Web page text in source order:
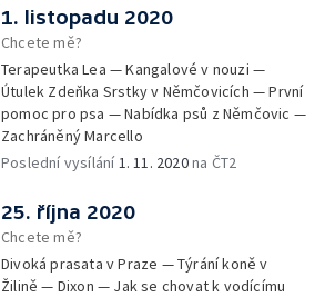
1. listopadu 2020
Chcete mě?
Terapeutka Lea — Kangalové v nouzi —
Útulek Zdeňka Srstky v Němčovicích — První
pomoc pro psa — Nabídka psů z Němčovic —
Zachráněný Marcello
Poslední vysílání1. 11. 2020na ČT2
25. října 2020
Chcete mě?
Divoká prasata v Praze — Týrání koně v
Žilině — Dixon — Jak se chovat k vodícímu